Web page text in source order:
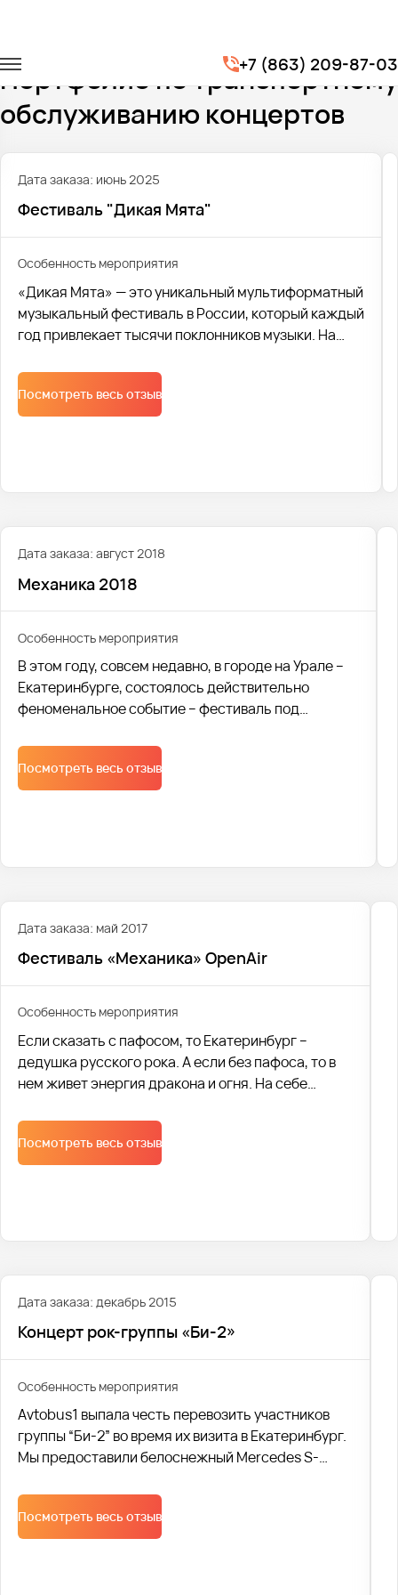
+7 (863) 209-87-03
Транспорт на концерты
Портфолио по транспортному
обслуживанию концертов
Дата заказа: июнь 2025
Фестиваль "Дикая Мята"
Особенность мероприятия
«Дикая Мята» — это уникальный мультиформатный
музыкальный фестиваль в России, который каждый
год привлекает тысячи поклонников музыки. На
любимые артисты, так и свежие имена, которые
только начинают завоевывать сердца слушателей.
Мы с гордостью отмечаем, что в этом году нам
Посмотреть весь отзыв
Дата заказа: август 2018
Механика 2018
Особенность мероприятия
В этом году, совсем недавно, в городе на Урале –
Екатеринбурге, состоялось действительно
феноменальное событие – фестиваль под
стоило забыть обо всем на свете и просто
отдаваться ощущениям. Новейшие технологии
вкупе с человеческим разумом – и получается
задействовано 10 автобусов. Каждый из наших
клиентов остался абсолютно доволен сервисом. И
нашими услугами и отправиться на «Механика
2019» в следующем году.
Посмотреть весь отзыв
Дата заказа: май 2017
Фестиваль «Механика» OpenAir
Особенность мероприятия
Если сказать с пафосом, то Екатеринбург –
дедушка русского рока. А если без пафоса, то в
нем живет энергия дракона и огня. На себе
наследия драконов участники крупнейшей
музыкальной вечеринки на Урале.
Посмотреть весь отзыв
Дата заказа: декабрь 2015
Концерт рок-группы «Би-2»
Особенность мероприятия
Avtobus1 выпала честь перевозить участников
группы “Би-2” во время их визита в Екатеринбург.
Мы предоставили белоснежный Mercedes S-
максимально комфортно и полностью
организовали поездку.
Посмотреть весь отзыв